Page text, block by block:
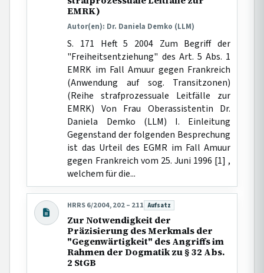
EMRK)
Autor(en): Dr. Daniela Demko (LLM)
S. 171 Heft 5 2004 Zum Begriff der
"Freiheitsentziehung" des Art. 5 Abs. 1
EMRK im Fall Amuur gegen Frankreich
(Anwendung auf sog. Transitzonen)
(Reihe strafprozessuale Leitfälle zur
EMRK) Von Frau Oberassistentin Dr.
Daniela Demko (LLM) I. Einleitung
Gegenstand der folgenden Besprechung
ist das Urteil des EGMR im Fall Amuur
gegen Frankreich vom 25. Juni 1996 [1] ,
welchem für die...
HRRS 6/2004, 202 – 211 Beitragsart:
Aufsatz
Zur Notwendigkeit der
Präzisierung des Merkmals der
"Gegenwärtigkeit" des Angriffs im
Rahmen der Dogmatik zu § 32 Abs.
2 StGB